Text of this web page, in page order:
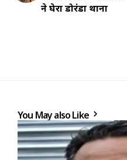
ने घेरा डोरंडा थाना
You May also Like